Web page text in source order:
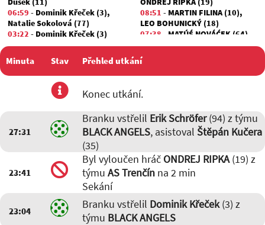
06:59 - Dominik Křeček (3),
Natalie Sokolová (77)
03:22 - Dominik Křeček (3)
02:39-Jan Dušek (11),Adam
Kolman (68)
08:51 - MARTIN FILINA (10),
LEO BOHUNICKÝ (18)
07:38
MATÚŚ NOVÁĆEK (64)
MAREK ALEXA (80)
Minuta Stav Přehled utkání
Konec utkání.
27:31
Branku vstřelil Erik Schröfer(94) z týmu
BLACK ANGELS, asistoval Štěpán Kučera
(35)
23:41
Byl vyloučen hráč ONDREJ RIPKA(19) z
týmu AS Trenčínna 2 min
Sekání
23:04 Branku vstřelil Dominik Křeček(3) z
týmu BLACK ANGELS